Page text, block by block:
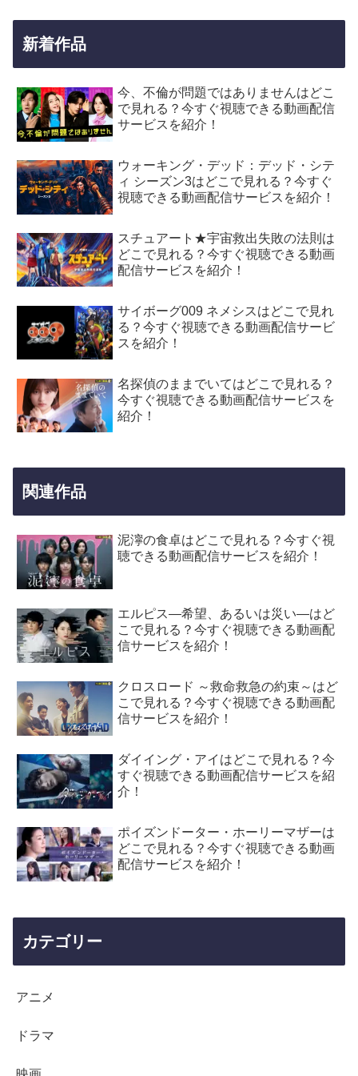
新着作品
今、不倫が問題ではありませんはどこ
で見れる？今すぐ視聴できる動画配信
サービスを紹介！
ウォーキング・デッド：デッド・シテ
ィ シーズン3はどこで見れる？今すぐ
視聴できる動画配信サービスを紹介！
スチュアート★宇宙救出失敗の法則は
どこで見れる？今すぐ視聴できる動画
配信サービスを紹介！
サイボーグ009 ネメシスはどこで見れ
る？今すぐ視聴できる動画配信サービ
スを紹介！
名探偵のままでいてはどこで見れる？
今すぐ視聴できる動画配信サービスを
紹介！
関連作品
泥濘の食卓はどこで見れる？今すぐ視
聴できる動画配信サービスを紹介！
エルピス—希望、あるいは災い—はど
こで見れる？今すぐ視聴できる動画配
信サービスを紹介！
クロスロード ～救命救急の約束～はど
こで見れる？今すぐ視聴できる動画配
信サービスを紹介！
ダイイング・アイはどこで見れる？今
すぐ視聴できる動画配信サービスを紹
介！
ポイズンドーター・ホーリーマザーは
どこで見れる？今すぐ視聴できる動画
配信サービスを紹介！
カテゴリー
アニメ
ドラマ